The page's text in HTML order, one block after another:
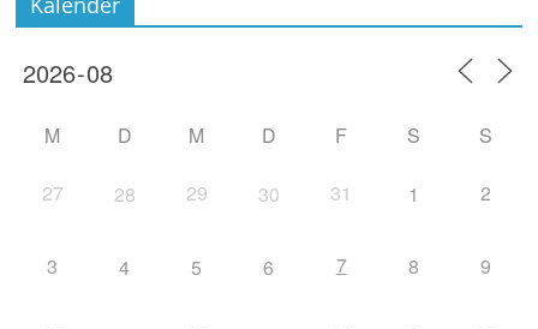
M D M D F S S
27 28 29 30 31 1 2
3 4 5 6 7 8 9